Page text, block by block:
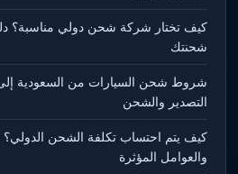
كيف تختار شركة شحن دولي مناسبة؟
شحنتك
شروط شحن السيارات من السعودية
التصدير والشحن
كيف يتم احتساب تكلفة الشحن الدولي؟
والعوامل المؤثرة